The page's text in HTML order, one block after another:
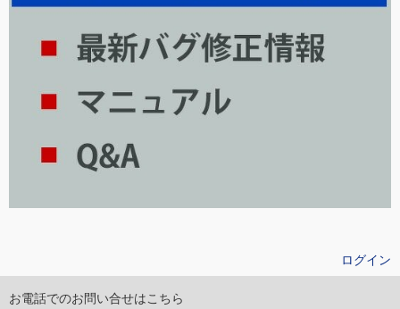
ログイン
お電話でのお問い合せはこちら